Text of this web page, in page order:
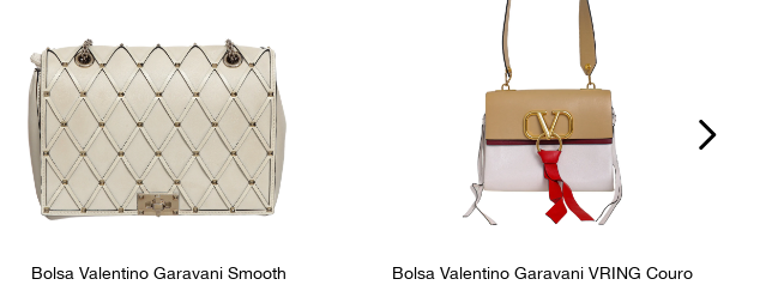
Bolsa Valentino Garavani Smooth
Bolsa Valentino Garavani VRING Couro